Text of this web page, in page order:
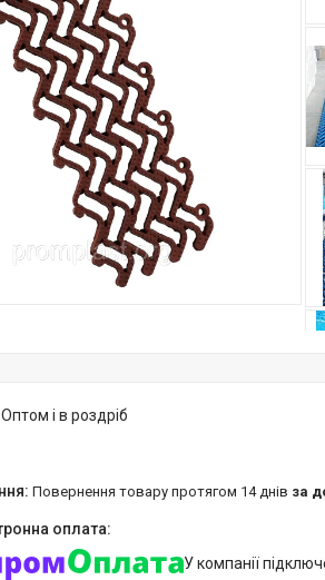
Оптом і в роздріб
повернення товару протягом 14 днів за
У компанії